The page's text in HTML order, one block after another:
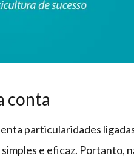
conta
particularidades
e eficaz.